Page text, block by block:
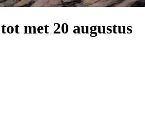
met 20 augustus